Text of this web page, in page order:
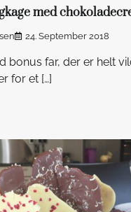
med
24. September 2018
bonus far, der er helt
for et […]